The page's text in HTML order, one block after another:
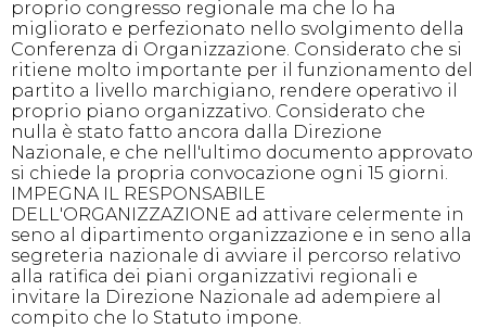
proprio congresso regionale ma che lo ha
migliorato e perfezionato nello svolgimento della
Conferenza di Organizzazione. Considerato che si
ritiene molto importante per il funzionamento del
partito a livello marchigiano, rendere operativo il
proprio piano organizzativo. Considerato che
nulla è stato fatto ancora dalla Direzione
Nazionale, e che nell'ultimo documento approvato
si chiede la propria convocazione ogni 15 giorni.
IMPEGNA IL RESPONSABILE
DELL'ORGANIZZAZIONE ad attivare celermente in
seno al dipartimento organizzazione e in seno alla
segreteria nazionale di avviare il percorso relativo
alla ratifica dei piani organizzativi regionali e
invitare la Direzione Nazionale ad adempiere al
compito che lo Statuto impone.